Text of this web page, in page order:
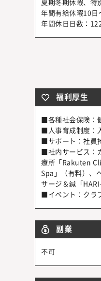
夏期冬期休暇、特
年間有給休暇10日
年間休日日数：
福利厚生
■各種社会保険：
■人事育成制度：
■サポート：社員
■社内サービス：
療所「Rakuten
Spa」（有料）、
サージ＆鍼「
■イベント：クラ
副業
不可